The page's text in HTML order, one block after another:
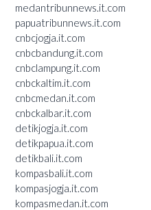
medantribunnews.it.com
papuatribunnews.it.com
cnbcjogja.it.com
cnbcbandung.it.com
cnbclampung.it.com
cnbckaltim.it.com
cnbcmedan.it.com
cnbckalbar.it.com
detikjogja.it.com
detikpapua.it.com
detikbali.it.com
kompasbali.it.com
kompasjogja.it.com
kompasmedan.it.com